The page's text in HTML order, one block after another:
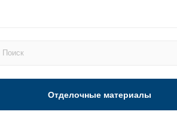
Отделочные материалы